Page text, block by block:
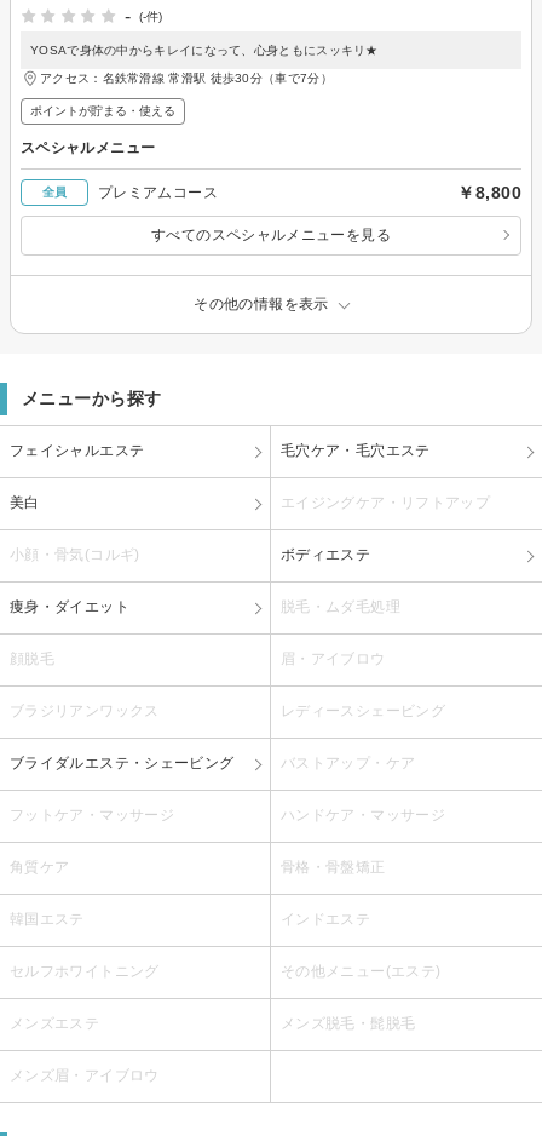
-
(-件)
YOSAで身体の中からキレイになって、心身ともにスッキリ★
アクセス：名鉄常滑線 常滑駅 徒歩30分（車で7分）
ポイントが貯まる・使える
スペシャルメニュー
全員 プレミアムコース ￥8,800
すべてのスペシャルメニューを見る
その他の情報を表示
メニューから探す
フェイシャルエステ 毛穴ケア・毛穴エステ
美白 エイジングケア・リフトアップ
小顔・骨気(コルギ) ボディエステ
痩身・ダイエット 脱毛・ムダ毛処理
顔脱毛 眉・アイブロウ
ブラジリアンワックス レディースシェービング
ブライダルエステ・シェービング バストアップ・ケア
フットケア・マッサージ ハンドケア・マッサージ
角質ケア 骨格・骨盤矯正
韓国エステ インドエステ
セルフホワイトニング その他メニュー(エステ)
メンズエステ メンズ脱毛・髭脱毛
メンズ眉・アイブロウ